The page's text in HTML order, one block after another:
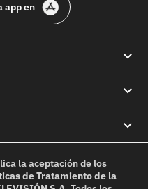
app en
la aceptación de los
de Tratamiento de la